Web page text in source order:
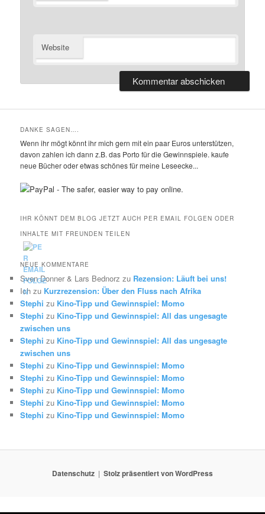
Website
DANKE SAGEN….
Wenn ihr mögt könnt ihr mich gern mit ein paar Euros unterstützen,
davon zahlen ich dann z.B. das Porto für die Gewinnspiele. kaufe
neue Bücher oder etwas schönes für meine Leseecke...
IHR KÖNNT DEM BLOG JETZT AUCH PER EMAIL FOLGEN ODER
INHALTE MIT FREUNDEN TEILEN
NEUE KOMMENTARE
Sven Donner & Lars Bednorz zu Rezension: Läuft bei uns!
Ich zu Kurzrezension: Über den Fluss nach Afrika
Stephi zu Kino-Tipp und Gewinnspiel: Momo
Stephi zu Kino-Tipp und Gewinnspiel: All das ungesagte
zwischen uns
Stephi zu Kino-Tipp und Gewinnspiel: All das ungesagte
zwischen uns
Stephi zu Kino-Tipp und Gewinnspiel: Momo
Stephi zu Kino-Tipp und Gewinnspiel: Momo
Stephi zu Kino-Tipp und Gewinnspiel: Momo
Stephi zu Kino-Tipp und Gewinnspiel: Momo
Stephi zu Kino-Tipp und Gewinnspiel: Momo
Datenschutz Stolz präsentiert von WordPress